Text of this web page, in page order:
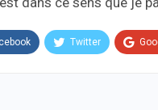
Twitter